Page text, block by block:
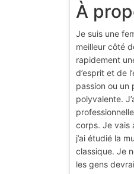
À
Je suis une
meilleur côté
rapidement
d’esprit et de
passion ou un
polyvalente.
corps. Je vais
j’ai étudié la
classique. Je
les gens